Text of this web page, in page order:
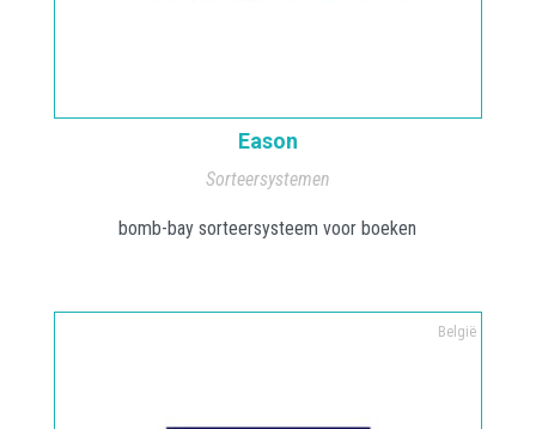
Eason
Sorteersystemen
bomb-bay sorteersysteem voor boeken
België